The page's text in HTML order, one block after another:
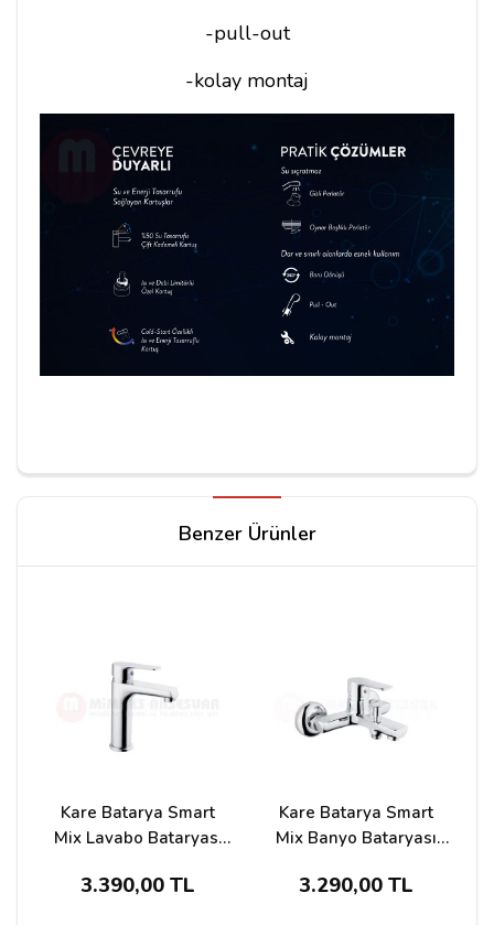
-pull-out
-kolay montaj
Yorum Yapın
Yorumunuz*
Benzer Ürünler
Kare Batarya Smart
Mix Lavabo Bataryası
3.390,00 TL
Kare Batarya Smart
Mix Banyo Bataryası
3.290,00 TL